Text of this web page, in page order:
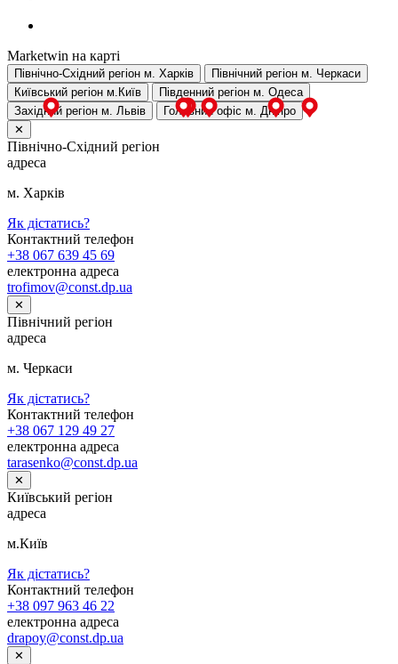
Marketwin на карті
Північно-Східний регіон м. Харків Північний регіон м. Черкаси
Київський регіон м.Київ Південний регіон м. Одеса
Західний регіон м. Львів Головний офіс м. Дніпро
✕
Північно-Східний регіон
адреса
м. Харків
Як дістатись?
Контактний телефон
+38 067 639 45 69
електронна адреса
trofimov@const.dp.ua
✕
Північний регіон
адреса
м. Черкаси
Як дістатись?
Контактний телефон
+38 067 129 49 27
електронна адреса
tarasenko@const.dp.ua
✕
Київський регіон
адреса
м.Київ
Як дістатись?
Контактний телефон
+38 097 963 46 22
електронна адреса
drapoy@const.dp.ua
✕